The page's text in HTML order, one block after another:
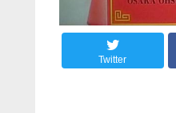
Twitter